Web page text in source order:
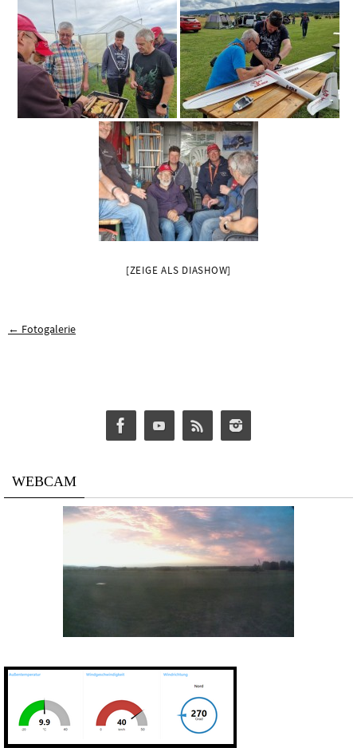
[ZEIGE ALS DIASHOW]
← Fotogalerie
WEBCAM